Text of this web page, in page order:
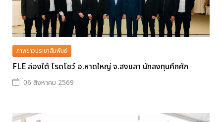
ภาพข่าวประชาสัมพันธ์
FLE ล่องใต้ โรดโชว์ อ.หาดใหญ่ จ.สงขลา นักลงทุนคึกคัก
06 สิงหาคม 2569